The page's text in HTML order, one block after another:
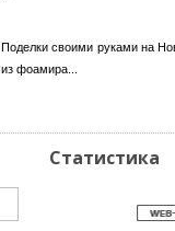
Поделки своими руками на
из фоамира...
Статистика